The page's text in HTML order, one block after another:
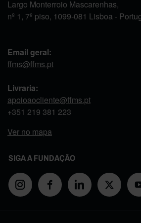
Largo Monterroio Mascarenhas,
nº 1, 7º piso, 1099-081 Lisboa -
Email geral:
ffms@ffms.pt
Livraria:
apoioaocliente@ffms.pt
+351 219 381 223
Ver no mapa
SIGA A FUNDAÇÃO